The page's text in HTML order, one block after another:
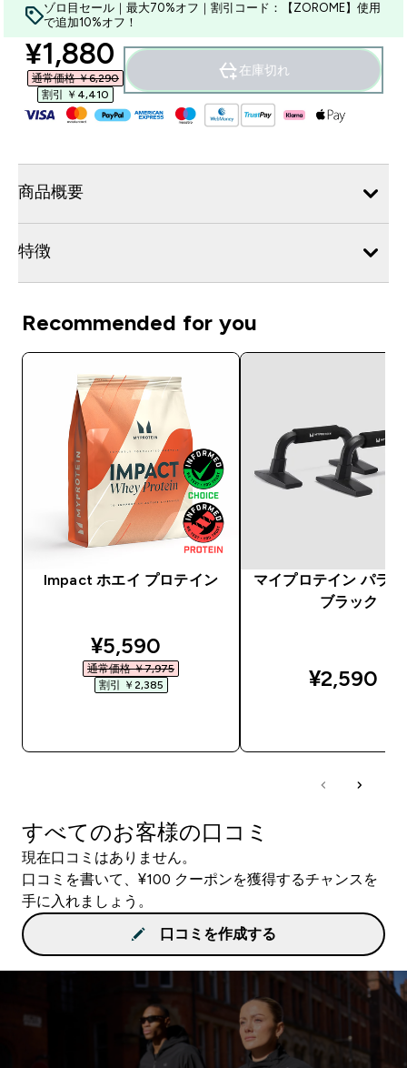
ゾロ目セール｜最大70%オフ｜割引コード：【ZOROME】使用
で追加10%オフ！
discounted price
¥1,880‎
通常価格 ￥6,290‎
割引 ￥4,410‎
在庫切れ
商品概要
特徴
Recommended for you
Impact ホエイ プロテイン
discounted price
¥5,590‎
通常価格 ￥7,975‎
割引 ￥2,385‎
マイプロテイン パラ
ブラック
¥2,590‎
すべてのお客様の口コミ
現在口コミはありません。
口コミを書いて、¥100 クーポンを獲得するチャンスを
手に入れましょう。
口コミを作成する